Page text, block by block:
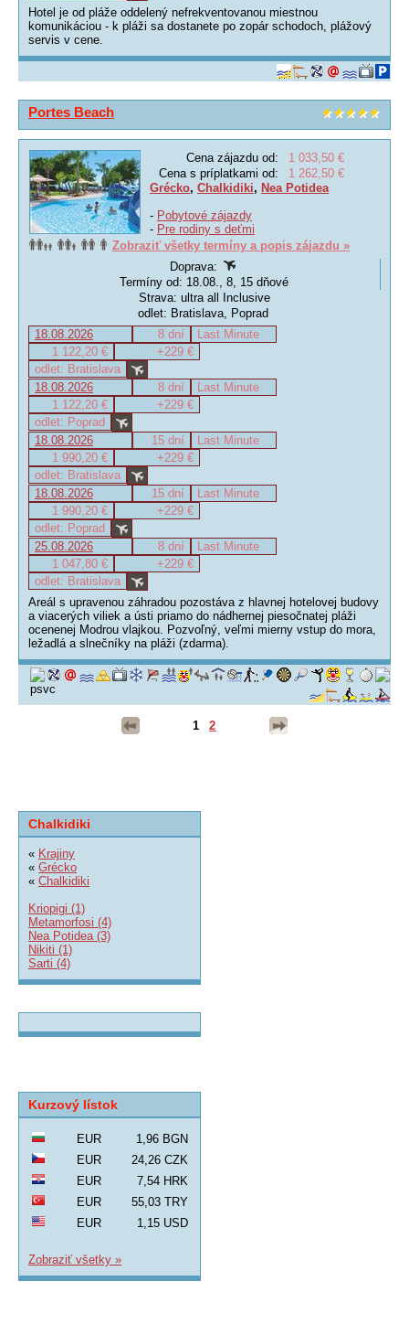
Hotel je od pláže oddelený nefrekventovanou miestnou
komunikáciou - k pláži sa dostanete po zopár schodoch, plážový
servis v cene.
Portes Beach
Cena zájazdu od:
1 033,50 €
Cena s príplatkami od:
1 262,50 €
Grécko, Chalkidiki, Nea Potidea
- Pobytové zájazdy
- Pre rodiny s deťmi
Zobraziť všetky termíny a popis zájazdu »
Doprava:
Termíny od: 18.08., 8, 15 dňové
Strava: ultra all Inclusive
odlet: Bratislava, Poprad
18.08.2026
8 dní
Last Minute
1 122,20 €
+229 €
odlet: Bratislava
18.08.2026
8 dní
Last Minute
1 122,20 €
+229 €
odlet: Poprad
18.08.2026
15 dní
Last Minute
1 990,20 €
+229 €
odlet: Bratislava
18.08.2026
15 dní
Last Minute
1 990,20 €
+229 €
odlet: Poprad
25.08.2026
8 dní
Last Minute
1 047,80 €
+229 €
odlet: Bratislava
Areál s upravenou záhradou pozostáva z hlavnej hotelovej budovy
a viacerých viliek a ústi priamo do nádhernej piesočnatej pláži
ocenenej Modrou vlajkou. Pozvoľný, veľmi mierny vstup do mora,
ležadlá a slnečníky na pláži (zdarma).
1 2
Chalkidiki
« Krajiny
« Grécko
« Chalkidiki
Kriopigi (1)
Metamorfosi (4)
Nea Potidea (3)
Nikiti (1)
Sarti (4)
Kurzový lístok
EUR
1,96 BGN
EUR
24,26 CZK
EUR
7,54 HRK
EUR
55,03 TRY
EUR
1,15 USD
Zobraziť všetky »